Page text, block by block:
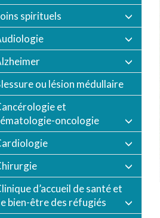
spirituels
ou lésion médullaire
et
oncologie
d’accueil de santé et
bien-être des réfugiés